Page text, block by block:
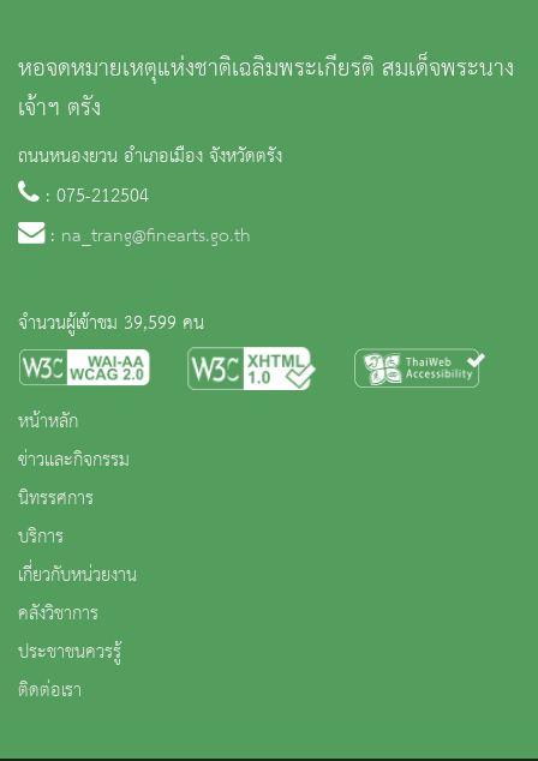
หอจดหมายเหตุแห่งชาติเฉลิมพระเกียรติ สมเด็จพระนาง
เจ้าฯ ตรัง
ถนนหนองยวน อำเภอเมือง จังหวัดตรัง
: 075-212504
: na_trang@finearts.go.th
จำนวนผู้เข้าชม 39,599 คน
หน้าหลัก
ข่าวและกิจกรรม
นิทรรศการ
บริการ
เกี่ยวกับหน่วยงาน
คลังวิชาการ
ประชาชนควรรู้
ติดต่อเรา